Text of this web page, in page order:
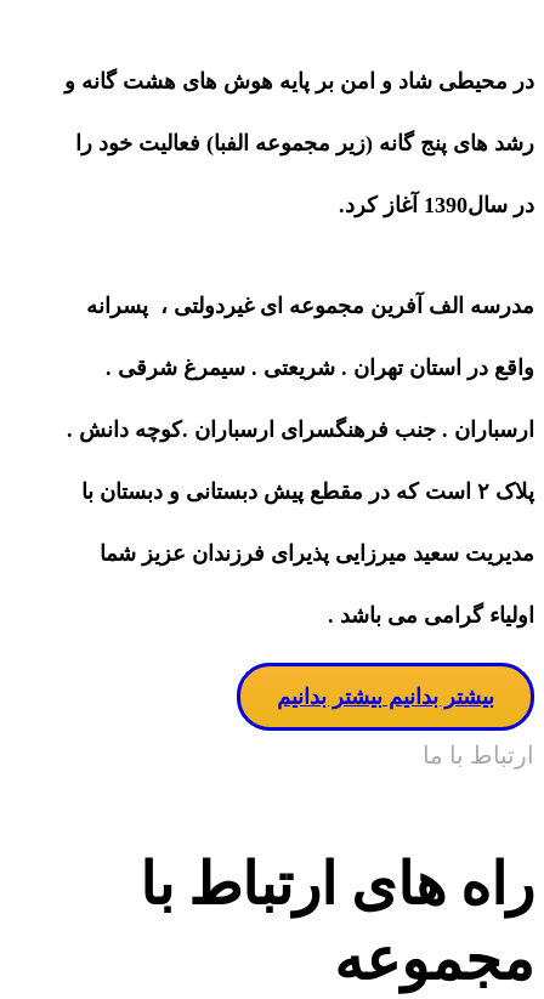
در محیطی شاد و امن بر پایه هوش های هشت گانه و
رشد های پنج گانه (زیر مجموعه الفبا) فعالیت خود را
در سال1390 آغاز کرد.
مدرسه الف آفرین مجموعه ای غیردولتی ، پسرانه
واقع در استان تهران . شریعتی . سیمرغ شرقی .
ارسباران . جنب فرهنگسرای ارسباران .کوچه دانش .
پلاک ۲ است که در مقطع پیش دبستانی و دبستان با
مدیریت سعید میرزایی پذیرای فرزندان عزیز شما
اولیاء گرامی می باشد .
بیشتر بدانیم بیشتر بدانیم
ارتباط با ما
راه های ارتباط با
مجموعه